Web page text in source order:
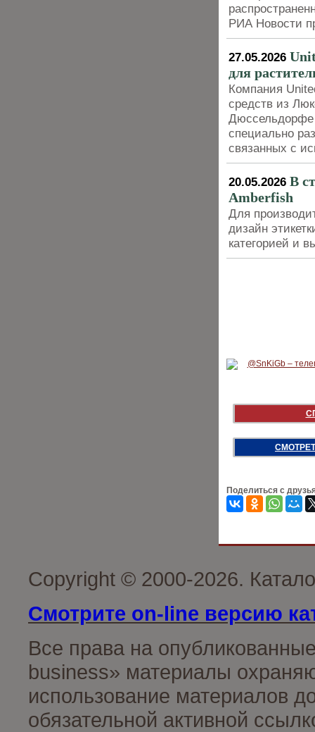
РИА Новости
27.05.2026
для
Компания
средств из
Дюссельдорфе
специально
связанных с
20.05.2026 В
Amberfish
Для
дизайн
категорией и
Поделиться с
Copyright © 2000-2026.
Смотрите on-line версию
Все права на
business» материалы
использование материалов
обязательной активной